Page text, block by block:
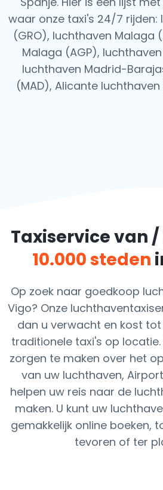
waar onze taxi's 24/7 rijden:
(GRO), luchthaven Malaga
Malaga (AGP),
luchthaven Madrid-
(MAD), Alicante
Taxiservice van
10.000 steden
Op zoek naar goedkoop
Vigo? Onze
dan u verwacht en kost
traditionele taxi's op
zorgen te maken over het
van uw luchthaven,
helpen uw reis naar de
maken. U kunt uw
gemakkelijk online boeken,
tevoren of ter